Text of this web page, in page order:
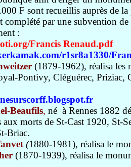
F sont recueillis auprès de
complété par une subvention
:
Francis Renaud.pdf
r1sr8a1330/
(1879-1962), réalisa les
Pontivy, Cléguérec, Priziac,
Beaufils, né à Rennes 1882
aux morts de St-Cast 1920, St-
Briac.
(1880-1981), réalisa le
(1870-1939), réalisa le